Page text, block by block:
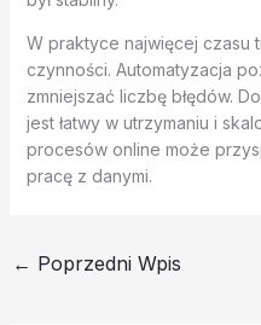
W praktyce najwięcej czasu
czynności. Automatyzacja
zmniejszać liczbę błędów.
jest łatwy w utrzymaniu i
procesów online może
pracę z danymi.
← Poprzedni Wpis